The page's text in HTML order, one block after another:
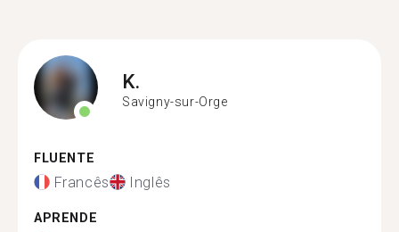
K.
Savigny-sur-Orge
FLUENTE
Francês Inglês
APRENDE